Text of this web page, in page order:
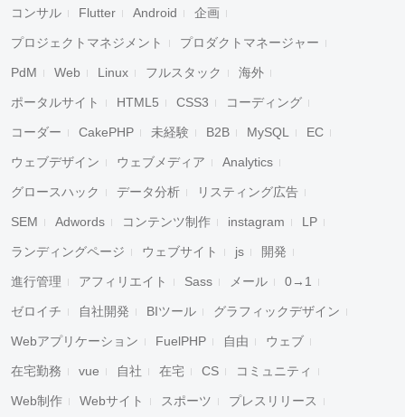
コンサル Flutter Android 企画
プロジェクトマネジメント プロダクトマネージャー
PdM Web Linux フルスタック 海外
ポータルサイト HTML5 CSS3 コーディング
コーダー CakePHP 未経験 B2B MySQL EC
ウェブデザイン ウェブメディア Analytics
グロースハック データ分析 リスティング広告
SEM Adwords コンテンツ制作 instagram LP
ランディングページ ウェブサイト js 開発
進行管理 アフィリエイト Sass メール 0→1
ゼロイチ 自社開発 BIツール グラフィックデザイン
Webアプリケーション FuelPHP 自由 ウェブ
在宅勤務 vue 自社 在宅 CS コミュニティ
Web制作 Webサイト スポーツ プレスリリース